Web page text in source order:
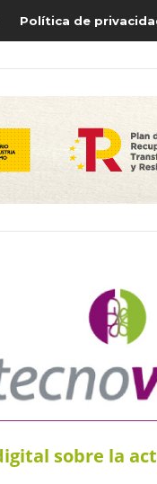
Política de
sobre la